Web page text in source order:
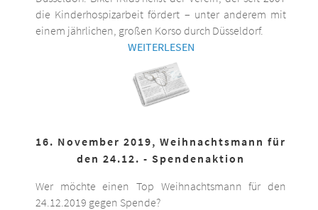
die Kinderhospizarbeit fördert – unter anderem mit
einem jährlichen, großen Korso durch Düsseldorf.
WEITERLESEN
16. November 2019, Weihnachtsmann für
den 24.12. - Spendenaktion
Wer möchte einen Top Weihnachtsmann für den
24.12.2019 gegen Spende?